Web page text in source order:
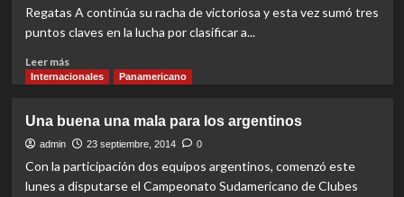
el
Mundial
Regatas A continúa su racha de victoriosa y esta vez sumó tres
puntos claves en la lucha por clasificar a...
Leer másRead
more
grande
como
una
cancha
Internacionales Panamericano
Una buena una mala para los argentinos
admin 23 septiembre, 2014 0
Con la participación dos equipos argentinos, comenzó este
lunes a disputarse el Campeonato Sudamericano de Clubes